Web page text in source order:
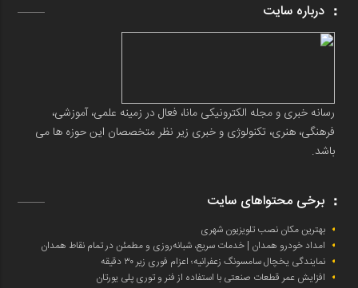
درباره سایت
رسانه خبری و مجله الکترونیکی مانا، فعال در زمینه علمی، آموزشی،
فرهنگی، هنری، تکنولوژی و خبری زیر نظر متخصصان این حوزه ها می
باشد.
برخی محتواهای سایت
بهترین مکان نصب تلویزیون شهری
امداد خودرو همدان | خدمات سریع، شبانه‌روزی و مطمئن در تمام نقاط همدان
نمایندگی یخچال سامسونگ زعفرانیه؛ اعزام فوری زیر ۳۰ دقیقه
افزایش عمر قطعات صنعتی با استفاده از فنر و توری پلی یورتان